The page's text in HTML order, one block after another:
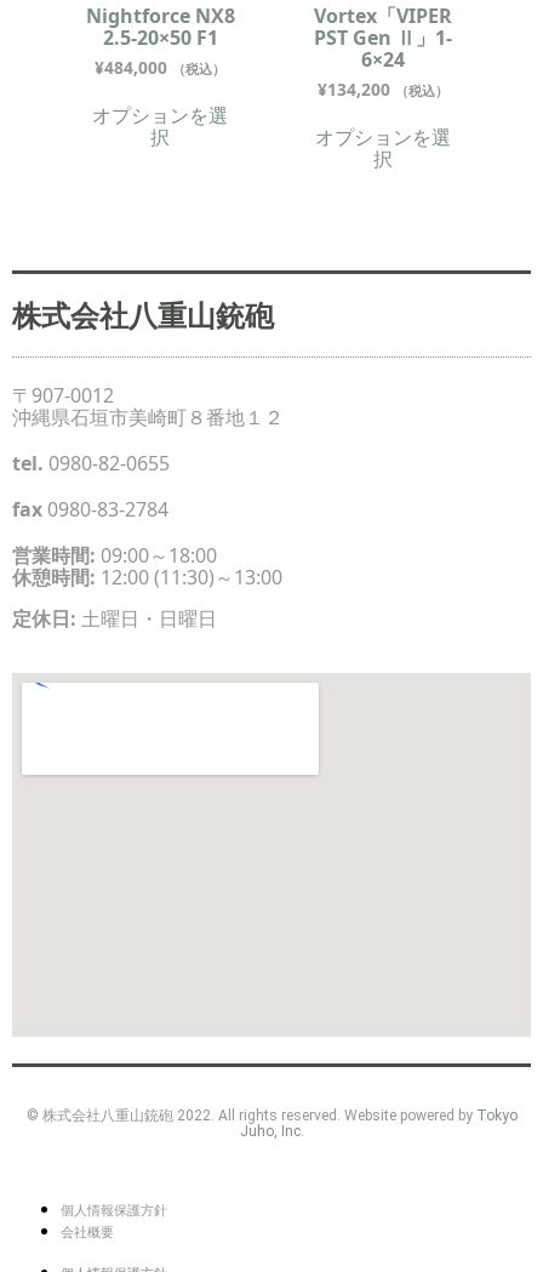
Nightforce NX8
2.5-20×50 F1
¥484,000 （税込）
オプションを選
択
Vortex「VIPER
PST Gen Ⅱ」1-
6×24
¥134,200 （税込）
オプションを選
択
株式会社八重山銃砲
〒907-0012
沖縄県石垣市美崎町８番地１２
tel. 0980-82-0655
fax 0980-83-2784
営業時間: 09:00～18:00
休憩時間: 12:00 (11:30)～13:00
定休日: 土曜日・日曜日
© 株式会社八重山銃砲 2022. All rights reserved. Website powered by Tokyo
Juho, Inc.
個人情報保護方針
会社概要